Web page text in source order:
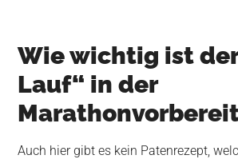
Wie wichtig ist
Lauf“ in der
Auch hier gibt es kein Patenrezept,